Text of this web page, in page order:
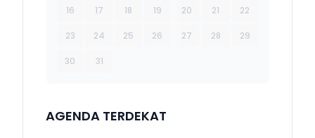
16 17 18 19 20 21 22
23 24 25 26 27 28 29
30 31
AGENDA TERDEKAT